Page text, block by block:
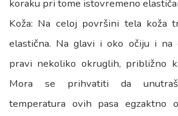
koraku pri tome istovremeno
Koža: Na celoj površini tela koža
elastična. Na glavi i oko očiju i na
pravi nekoliko okruglih, približno
Mora se prihvatiti da
temperatura ovih pasa egzaktno